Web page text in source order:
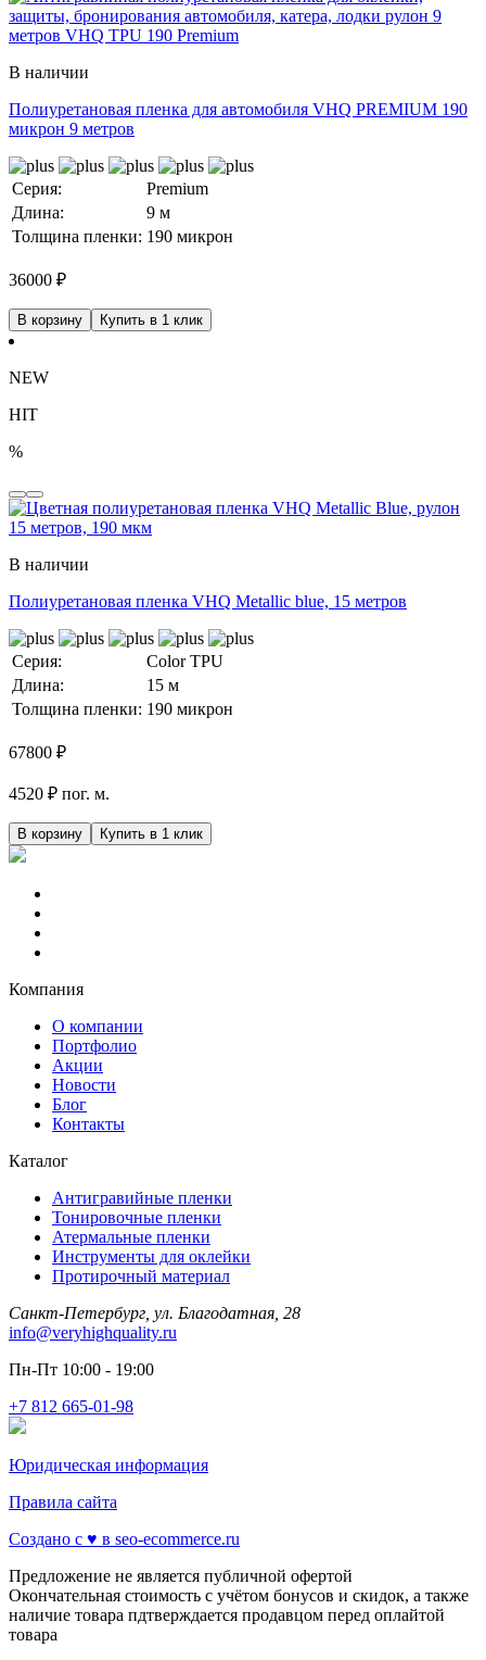
В наличии
Полиуретановая пленка для автомобиля VHQ PREMIUM 190
микрон 9 метров
Серия:
Premium
Длина:
9 м
Толщина пленки: 190 микрон
36000 ₽
В корзину Купить в 1 клик
NEW
HIT
%
В наличии
Полиуретановая пленка VHQ Metallic blue, 15 метров
Серия:
Color TPU
Длина:
15 м
Толщина пленки: 190 микрон
67800 ₽
4520 ₽ пог. м.
В корзину Купить в 1 клик
Компания
О компании
Портфолио
Акции
Новости
Блог
Контакты
Каталог
Антигравийные пленки
Тонировочные пленки
Атермальные пленки
Инструменты для оклейки
Протирочный материал
Санкт-Петербург, ул. Благодатная, 28
info@veryhighquality.ru
Пн-Пт 10:00 - 19:00
+7 812 665-01-98
Юридическая информация
Правила сайта
Создано с ♥️ в seo-ecommerce.ru
Предложение не является публичной офертой
Окончательная стоимость с учётом бонусов и скидок, а также
наличие товара пдтверждается продавцом перед оплайтой
товара